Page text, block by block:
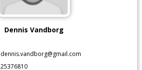
Dennis Vandborg
dennis.vandborg@gmail.com
25376810